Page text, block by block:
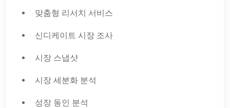
맞춤형 리서치 서비스
신디케이트 시장 조사
시장 스냅샷
시장 세분화 분석
성장 동인 분석